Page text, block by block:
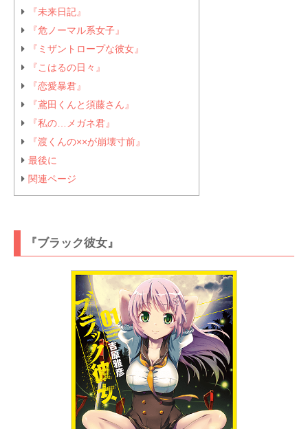
『未来日記』
『危ノーマル系女子』
『ミザントロープな彼女』
『こはるの日々』
『恋愛暴君』
『鳶田くんと須藤さん』
『私の…メガネ君』
『渡くんの××が崩壊寸前』
最後に
関連ページ
『ブラック彼女』